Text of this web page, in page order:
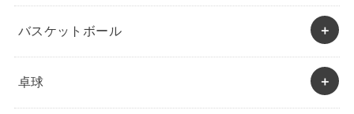
バスケットボール
卓球